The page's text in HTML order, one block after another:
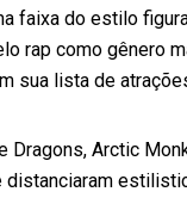
faixa do estilo
rap como gênero
sua lista de
Dragons, Arctic
distanciaram